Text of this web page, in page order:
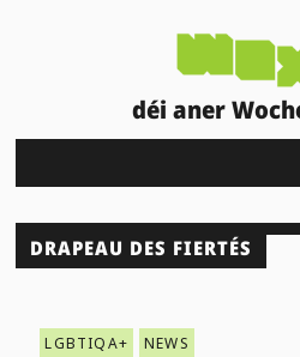
déi aner
DRAPEAU DES FIERTÉS
LGBTIQA+ NEWS